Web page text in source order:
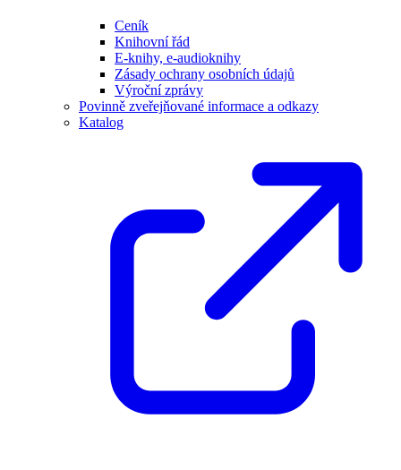
Ceník
Knihovní řád
E-knihy, e-audioknihy
Zásady ochrany osobních údajů
Výroční zprávy
Povinně zveřejňované informace a odkazy
Katalog